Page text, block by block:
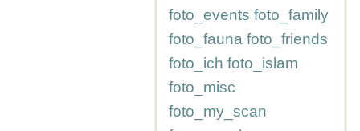
foto_events foto_family
foto_fauna foto_friends
foto_ich foto_islam
foto_misc
foto_my_scan